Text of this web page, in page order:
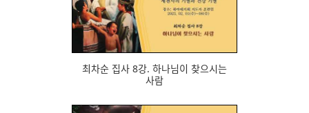
772
최차순 집사 8강. 하나님이 찾으시는
사람